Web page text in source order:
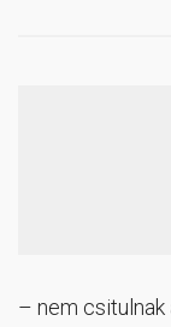
– nem csitulnak